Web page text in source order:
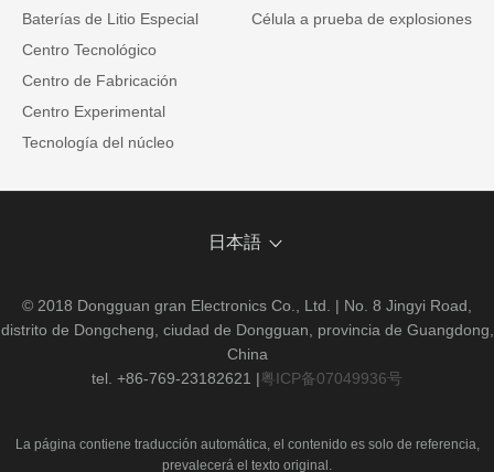
Baterías de Litio Especial
Centro Tecnológico
Centro de Fabricación
Centro Experimental
Tecnología del núcleo
Célula a prueba de explosiones
日本語
© 2018 Dongguan gran Electronics Co., Ltd. | No. 8 Jingyi Road,
distrito de Dongcheng, ciudad de Dongguan, provincia de Guangdong,
China
tel. +86-769-23182621 |粤ICP备07049936号
La página contiene traducción automática, el contenido es solo de referencia,
prevalecerá el texto original.